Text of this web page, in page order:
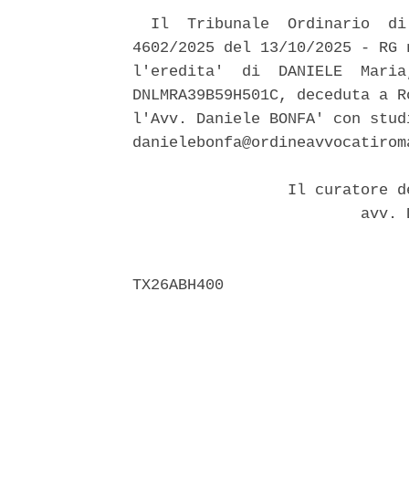
Il  Tribunale  Ordinario
4602/2025 del 13/10/2025 -
l'eredita'  di  DANIELE
DNLMRA39B59H501C,
l'Avv. Daniele BONFA' con
Il curatore